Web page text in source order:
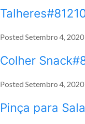
Posted Setembro 4, 2020
Colher
Posted Setembro 4, 2020
Pinça para